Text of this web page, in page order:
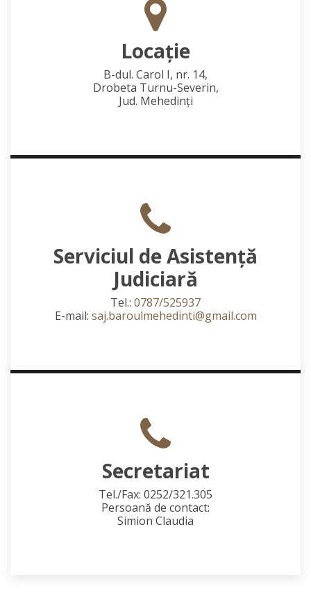
Locaţie
B-dul. Carol I, nr. 14,
Drobeta Turnu-Severin,
Jud. Mehedinţi
Serviciul de Asistență
Judiciară
Tel.: 0787/525937
E-mail: saj.baroulmehedinti@gmail.com
Secretariat
Tel./Fax: 0252/321.305
Persoană de contact:
Simion Claudia